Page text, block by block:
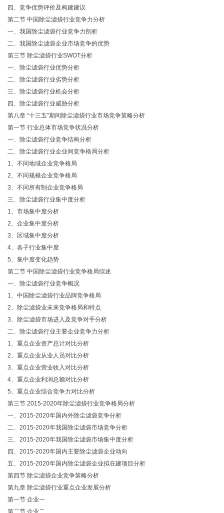
四、竞争优势评价及构建建议
第二节 中国除尘滤袋行业竞争力分析
一、我国除尘滤袋行业竞争力剖析
二、我国除尘滤袋企业市场竞争的优势
第三节 除尘滤袋行业SWOT分析
一、除尘滤袋行业优势分析
二、除尘滤袋行业劣势分析
三、除尘滤袋行业机会分析
四、除尘滤袋行业威胁分析
第八章 “十三五”期间除尘滤袋行业市场竞争策略分析
第一节 行业总体市场竞争状况分析
一、除尘滤袋行业竞争结构分析
二、除尘滤袋行业企业间竞争格局分析
1、不同地域企业竞争格局
2、不同规模企业竞争格局
3、不同所有制企业竞争格局
三、除尘滤袋行业集中度分析
1、市场集中度分析
2、企业集中度分析
3、区域集中度分析
4、各子行业集中度
5、集中度变化趋势
第二节 中国除尘滤袋行业竞争格局综述
一、除尘滤袋行业竞争概况
1、中国除尘滤袋行业品牌竞争格局
2、除尘滤袋业未来竞争格局和特点
3、除尘滤袋市场进入及竞争对手分析
二、除尘滤袋行业主要企业竞争力分析
1、重点企业资产总计对比分析
2、重点企业从业人员对比分析
3、重点企业营业收入对比分析
4、重点企业利润总额对比分析
5、重点企业综合竞争力对比分析
第三节 2015-2020年除尘滤袋行业竞争格局分析
一、2015-2020年国内外除尘滤袋竞争分析
二、2015-2020年我国除尘滤袋市场竞争分析
三、2015-2020年我国除尘滤袋市场集中度分析
四、2015-2020年国内主要除尘滤袋企业动向
五、2015-2020年国内除尘滤袋企业拟在建项目分析
第四节 除尘滤袋企业竞争策略分析
第九章 除尘滤袋行业重点企业发展分析
第一节 企业一